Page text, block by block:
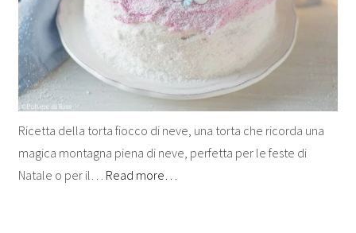
Ricetta della torta fiocco di neve, una torta che ricorda una
magica montagna piena di neve, perfetta per le feste di
Natale o per il… Read more…